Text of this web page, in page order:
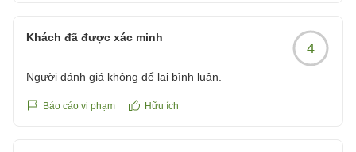
Khách đã được xác minh
4
Người đánh giá không để lại bình luận.
Báo cáo vi phạm Hữu ích